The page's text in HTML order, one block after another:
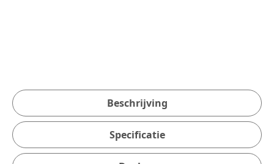
Beschrijving
Specificatie